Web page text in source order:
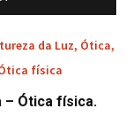
da Luz, Ótica,
física
– Ótica física.